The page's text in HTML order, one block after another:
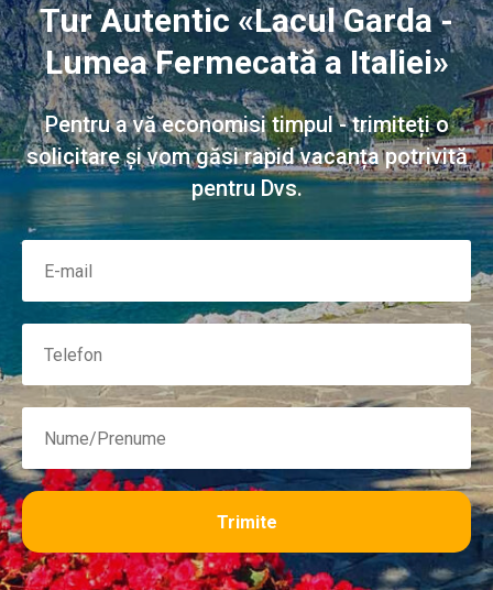
Tur Autentic «Lacul Garda -
Lumea Fermecată a Italiei»
Pentru a vă economisi timpul - trimiteți o
solicitare și vom găsi rapid vacanța potrivită
pentru Dvs.
Trimite